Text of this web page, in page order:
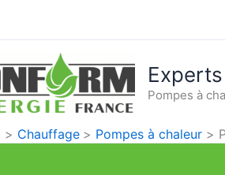
Pompes à
Chauffage Pompes à chaleur